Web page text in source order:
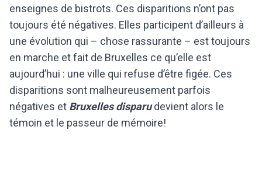
enseignes de bistrots. Ces disparitions n’ont pas
toujours été négatives. Elles participent d’ailleurs à
une évolution qui – chose rassurante – est toujours
en marche et fait de Bruxelles ce qu’elle est
aujourd’hui : une ville qui refuse d’être figée. Ces
disparitions sont malheureusement parfois
négatives et Bruxelles disparudevient alors le
témoin et le passeur de mémoire!